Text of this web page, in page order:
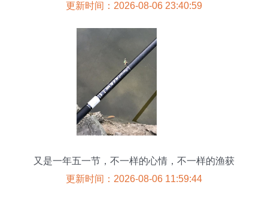
更新时间：2026-08-06 23:40:59
又是一年五一节，不一样的心情，不一样的渔获
更新时间：2026-08-06 11:59:44